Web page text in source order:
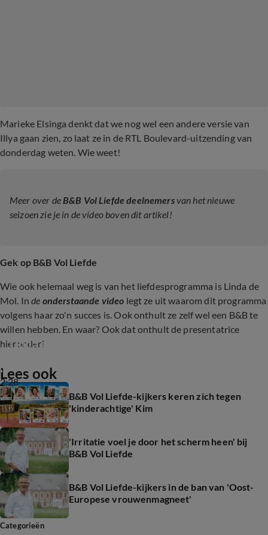
Marieke Elsinga denkt dat we nog wel een andere versie van
Illya gaan zien, zo laat ze in de RTL Boulevard-uitzending van
donderdag weten. Wie weet!
Meer over de B&B Vol Liefde deelnemersvan het nieuwe
seizoen zie je in de video boven dit artikel!
Gek op B&B Vol Liefde
Wie ook helemaal weg is van het liefdesprogramma is Linda de
Mol. Inde onderstaande video legt ze uit waarom dit programma
volgens haar zo'n succes is. Ook onthult ze zelf wel een B&B te
willen hebben. En waar? Ook dat onthult de presentatrice
hieronder!
2:28
Linda de Mol is gek op B&B Vol Liefde
Lees ook
B&B Vol Liefde-kijkers keren zich tegen
'kinderachtige' Kim
'Irritatie voel je door het scherm heen' bij
B&B Vol Liefde
B&B Vol Liefde-kijkers in de ban van 'Oost-
Europese vrouwenmagneet'
Categorieën